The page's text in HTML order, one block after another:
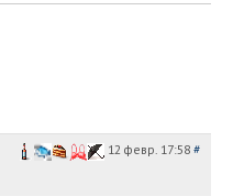
12 февр. 17:58 #